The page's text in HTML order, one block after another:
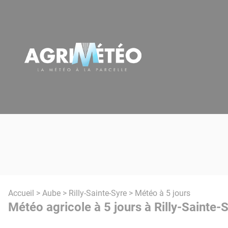
Accueil > Aube > Rilly-Sainte-Syre > Météo à 5 jours
Météo agricole à 5 jours à Rilly-Sainte-